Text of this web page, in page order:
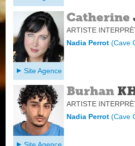
Catherine
ARTISTE
Nadia Perrot(Cave
Site Agence
Burhan
ARTISTE
Nadia Perrot(Cave
Site Agence